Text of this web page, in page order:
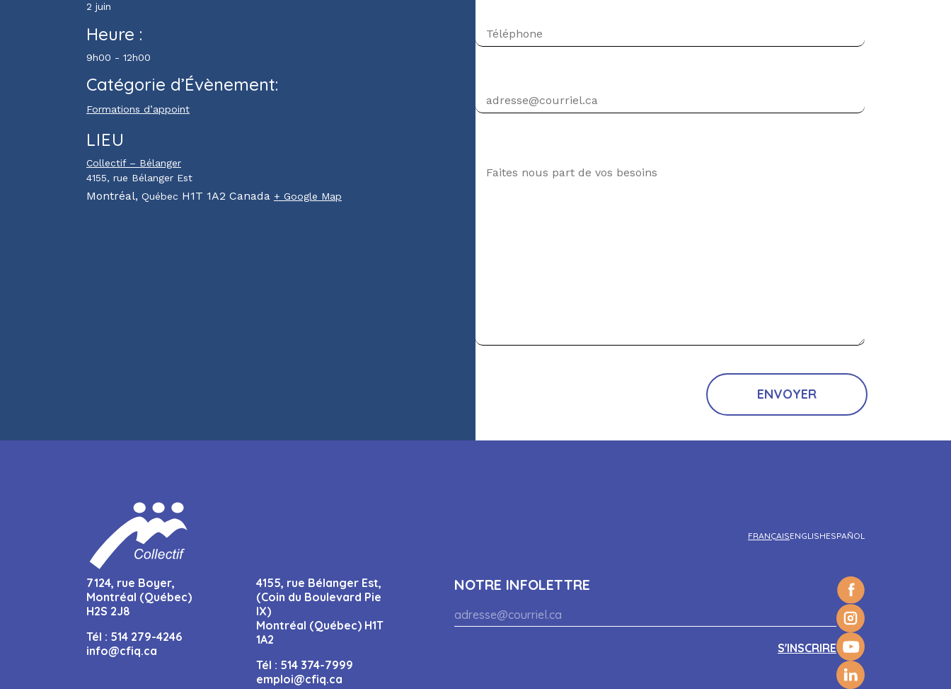
2 juin
Heure :
9h00 - 12h00
Catégorie d’Évènement:
Formations d’appoint
LIEU
Collectif – Bélanger
4155, rue Bélanger Est
Montréal, Québec H1T 1A2 Canada + Google Map
FRANÇAISENGLISHESPAÑOL
7124, rue Boyer,
Montréal (Québec)
H2S 2J8
Tél : 514 279-4246
info@cfiq.ca
4155, rue Bélanger Est,
(Coin du Boulevard Pie
IX)
Montréal (Québec) H1T
1A2
Tél : 514 374-7999
emploi@cfiq.ca
NOTRE INFOLETTRE